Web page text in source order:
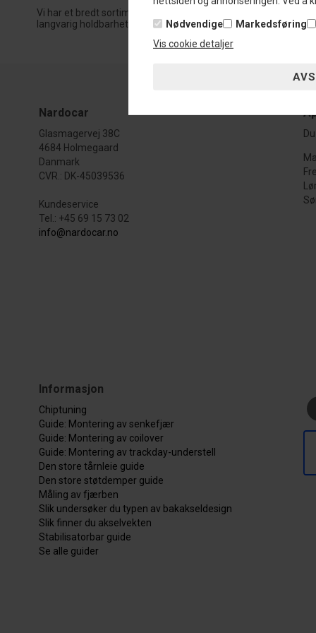
Nødvendige Markedsføring
Vis cookie detaljer
Vi har et bredt sortiment av Hjuloppheng til Chrysler 300C,
langvarig holdbarhet og forbedret kjørekomfort.
Nardocar
Glasmagervej 38C
4684 Holmegaard
Danmark
CVR.: DK-45039536
Kundeservice
Tel.: +45 69 15 73 02
info@nardocar.no
Informasjon
Chiptuning
Guide: Montering av senkefjær
Guide: Montering av coilover
Guide: Montering av trackday-understell
Den store tårnleie guide
Den store støtdemper guide
Måling av fjærben
Slik undersøker du typen av bakakseldesign
Slik finner du akselvekten
Stabilisatorbar guide
Se alle guider